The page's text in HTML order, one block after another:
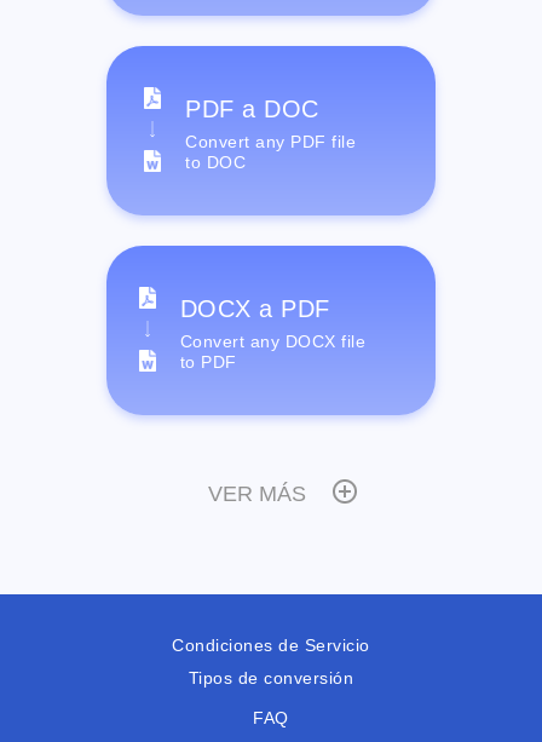
PDF a DOC
Convert any PDF file
to DOC
DOCX a PDF
Convert any DOCX file
to PDF
VER MÁS
Condiciones de Servicio
Tipos de conversión
FAQ